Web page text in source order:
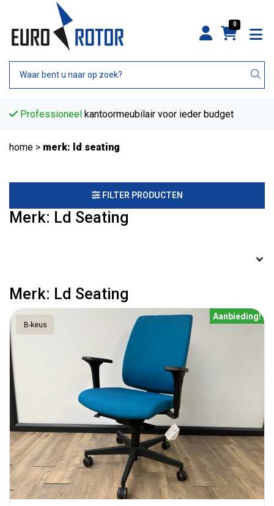
0
Professioneel kantoormeubilair voor ieder budget
home > merk: ld seating
FILTER PRODUCTEN
Merk: Ld Seating
Merk: Ld Seating
Aanbieding!
B-keus